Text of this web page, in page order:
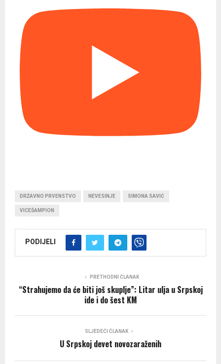
DRŽAVNO PRVENSTVO NEVESINJE SIMONA SAVIĆ
VICEŠAMPION
PODIJELI
PRETHODNI ČLANAK
“Strahujemo da će biti još skuplje”: Litar ulja u Srpskoj
ide i do šest KM
SLJEDEĆI ČLANAK
U Srpskoj devet novozaraženih